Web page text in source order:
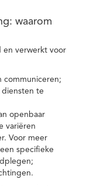
waarom
en verwerkt voor
communiceren;
diensten te
openbaar
variëren
Voor meer
specifieke